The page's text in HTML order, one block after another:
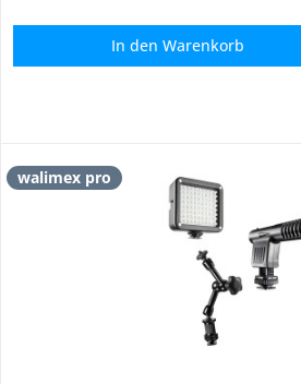
In den Warenkorb
walimex pro